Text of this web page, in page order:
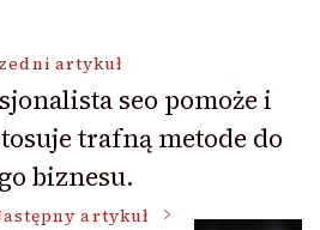
artykuł
seo pomoże i
trafną metode do
biznesu.
artykuł